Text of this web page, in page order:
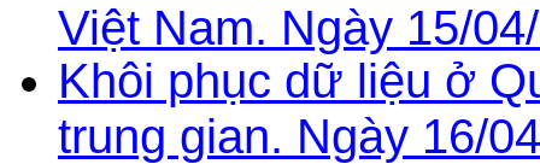
Việt Nam. Ngày 15/
Khôi phục dữ liệu ở
trung gian. Ngày 16/